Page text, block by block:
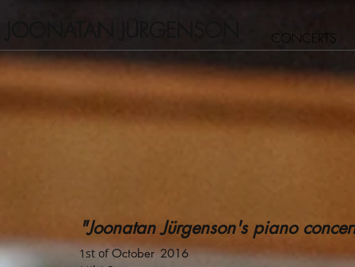
CONCERTS
"Joonatan Jürgenson's piano
1st ofOctober 2016